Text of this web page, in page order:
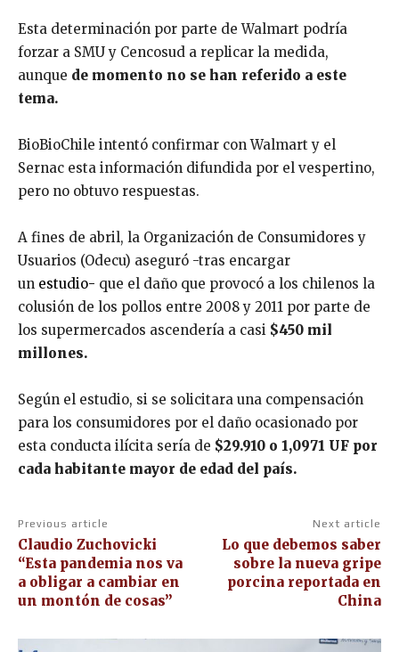
Esta determinación por parte de Walmart podría
forzar a SMU y Cencosud a replicar la medida,
aunque de momento no se han referido a este
tema.
BioBioChile intentó confirmar con Walmart y el
Sernac esta información difundida por el vespertino,
pero no obtuvo respuestas.
A fines de abril, la Organización de Consumidores y
Usuarios (Odecu) aseguró -tras encargar
un estudio- que el daño que provocó a los chilenos la
colusión de los pollos entre 2008 y 2011 por parte de
los supermercados ascendería a casi $450 mil
millones.
Según el estudio, si se solicitara una compensación
para los consumidores por el daño ocasionado por
esta conducta ilícita sería de $29.910 o 1,0971 UF por
cada habitante mayor de edad del país.
Previous article
Claudio Zuchovicki
“Esta pandemia nos va
a obligar a cambiar en
un montón de cosas”
Next article
Lo que debemos saber
sobre la nueva gripe
porcina reportada en
China